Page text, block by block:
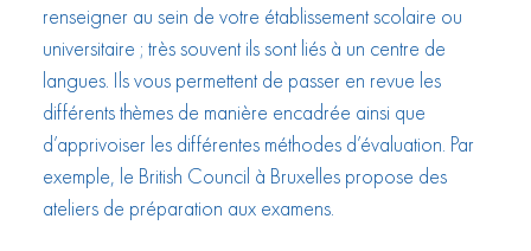
renseigner au sein de votre établissement scolaire ou
universitaire ; très souvent ils sont liés à un centre de
langues. Ils vous permettent de passer en revue les
différents thèmes de manière encadrée ainsi que
d’apprivoiser les différentes méthodes d’évaluation. Par
exemple, le British Council à Bruxelles propose des
ateliers de préparation aux examens.